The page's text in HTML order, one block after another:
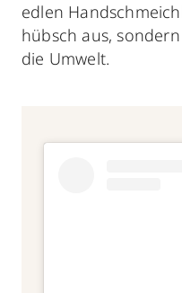
edlen
hübsch aus,
die Umwelt.